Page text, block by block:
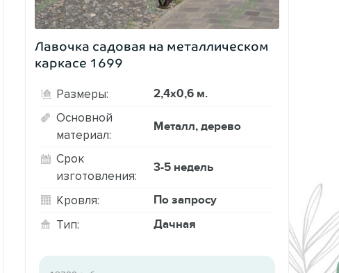
Лавочка садовая на металлическом
каркасе 1699
Размеры: 2,4х0,6 м.
Основной
материал:
Металл, дерево
Срок
изготовления:
3-5 недель
Кровля: По запросу
Тип: Дачная